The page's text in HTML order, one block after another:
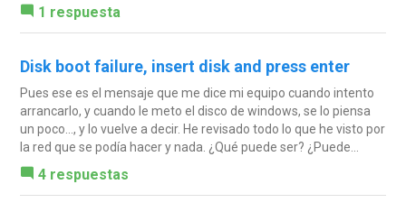
1 respuesta
Disk boot failure, insert disk and press enter
Pues ese es el mensaje que me dice mi equipo cuando intento
arrancarlo, y cuando le meto el disco de windows, se lo piensa
un poco..., y lo vuelve a decir. He revisado todo lo que he visto por
la red que se podía hacer y nada. ¿Qué puede ser? ¿Puede...
4 respuestas